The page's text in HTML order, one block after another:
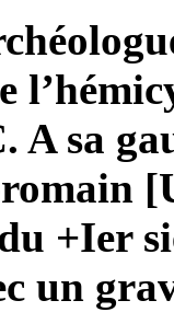
A sa
+Ier
un